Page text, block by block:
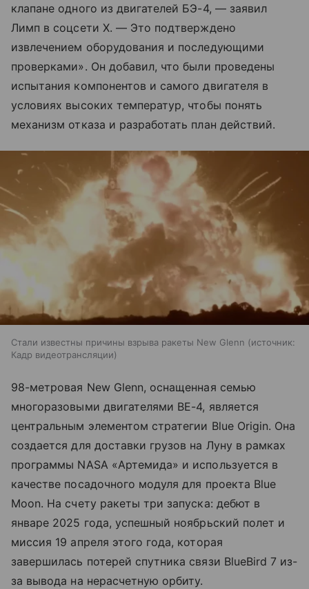
клапане одного из двигателей БЭ-4, — заявил
Лимп в соцсети X. — Это подтверждено
извлечением оборудования и последующими
проверками». Он добавил, что были проведены
испытания компонентов и самого двигателя в
условиях высоких температур, чтобы понять
механизм отказа и разработать план действий.
Стали известны причины взрыва ракеты New Glenn
источник:
Кадр видеотрансляции
98-метровая New Glenn, оснащенная семью
многоразовыми двигателями BE-4, является
центральным элементом стратегии Blue Origin. Она
создается для доставки грузов на Луну в рамках
программы NASA «Артемида» и используется в
качестве посадочного модуля для проекта Blue
Moon. На счету ракеты три запуска: дебют в
январе 2025 года, успешный ноябрьский полет и
миссия 19 апреля этого года, которая
завершилась потерей спутника связи BlueBird 7 из-
за вывода на нерасчетную орбиту.